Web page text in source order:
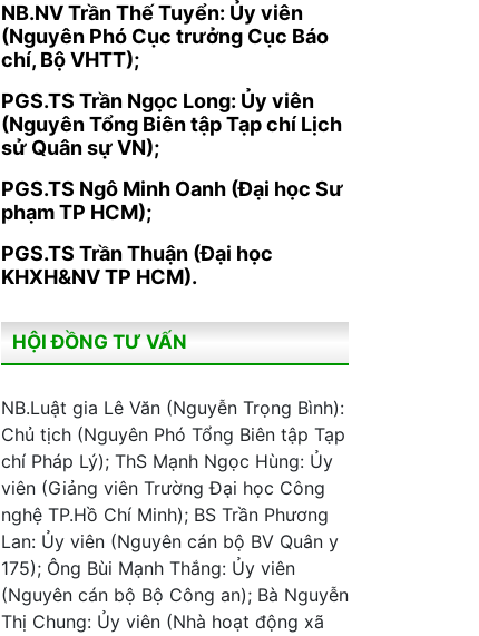
NB.NV Trần Thế Tuyển: Ủy viên
(Nguyên Phó Cục trưởng Cục Báo
chí, Bộ VHTT);
PGS.TS Trần Ngọc Long: Ủy viên
(Nguyên Tổng Biên tập Tạp chí Lịch
sử Quân sự VN);
PGS.TS Ngô Minh Oanh (Đại học Sư
phạm TP HCM);
PGS.TS Trần Thuận (Đại học
KHXH&NV TP HCM).
HỘI ĐỒNG TƯ VẤN
NB.Luật gia Lê Văn (Nguyễn Trọng Bình):
Chủ tịch (Nguyên Phó Tổng Biên tập Tạp
chí Pháp Lý); ThS Mạnh Ngọc Hùng: Ủy
viên (Giảng viên Trường Đại học Công
nghệ TP.Hồ Chí Minh); BS Trần Phương
Lan: Ủy viên (Nguyên cán bộ BV Quân y
175); Ông Bùi Mạnh Thắng: Ủy viên
(Nguyên cán bộ Bộ Công an); Bà Nguyễn
Thị Chung: Ủy viên (Nhà hoạt động xã